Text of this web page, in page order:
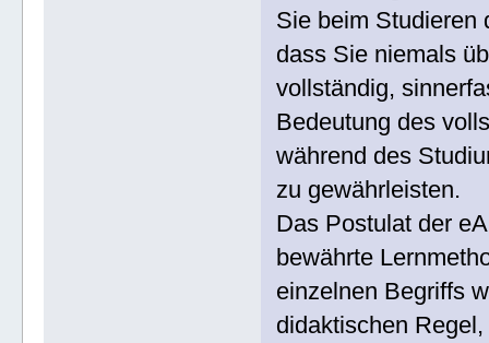
Sie beim Studieren
dass Sie niemals
vollständig,
Bedeutung des
während des
zu gewährleisten.
Das Postulat der
bewährte
einzelnen Begriffs
didaktischen